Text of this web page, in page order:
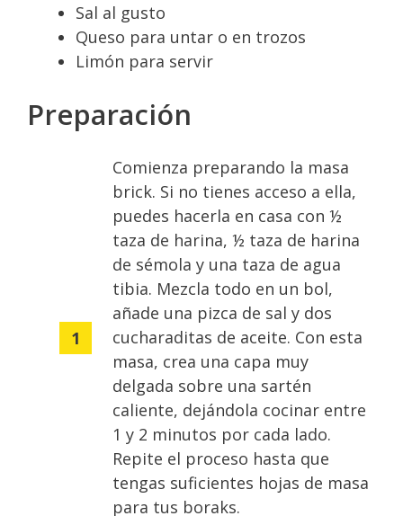
Sal al gusto
Queso para untar o en trozos
Limón para servir
Preparación
Comienza preparando la masa
brick. Si no tienes acceso a ella,
puedes hacerla en casa con ½
taza de harina, ½ taza de harina
de sémola y una taza de agua
tibia. Mezcla todo en un bol,
añade una pizca de sal y dos
cucharaditas de aceite. Con esta
masa, crea una capa muy
delgada sobre una sartén
caliente, dejándola cocinar entre
1 y 2 minutos por cada lado.
Repite el proceso hasta que
tengas suficientes hojas de masa
para tus boraks.